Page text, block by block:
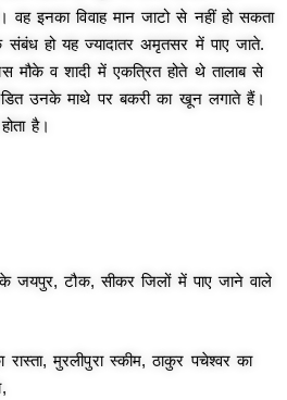
इनका विवाह मान जाटो से नहीं हो सकता
हो यह ज्यादातर अमृतसर में पाए जाते.
व शादी में एकत्रित होते थे तालाब से
उनके माथे पर बकरी का खून लगाते हैं।
है।
जयपुर, टौक, सीकर जिलों में पाए जाने वाले
रास्ता, मुरलीपुरा स्कीम, ठाकुर पचेश्वर का